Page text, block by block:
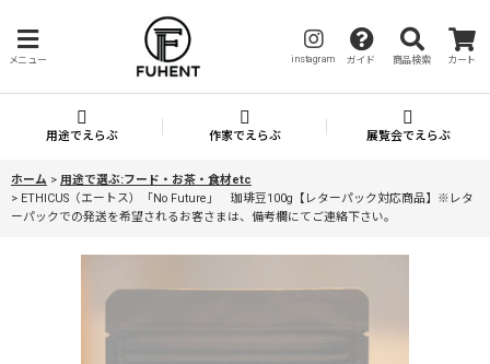
メニュー instagram ガイド 商品検索 カート
用途でえらぶ 作家でえらぶ 展覧会でえらぶ
ホーム > 用途で選ぶ:フード・お茶・食材etc
> ETHICUS（エートス）「No Future」 珈琲豆100g【レターパック対応商品】※レタ
ーパックでの発送を希望されるお客さまは、備考欄にてご連絡下さい。